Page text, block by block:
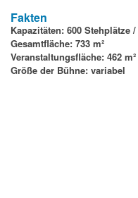
Fakten
Kapazitäten: 600 Stehplätze /
Gesamtfläche: 733 m²
Veranstaltungsfläche: 462 m²
Größe der Bühne: variabel